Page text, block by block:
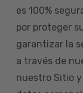
es 100%
por proteger
garantizar la
a través de
nuestro Sitio